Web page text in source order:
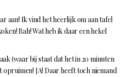
aan! Ik vind het heerlijk om aan tafel
Bah! Wat heb ik daar een hekel
(waar bij staat dat het in 20 minuten
opruimen! JA! Daar heeft toch niemand